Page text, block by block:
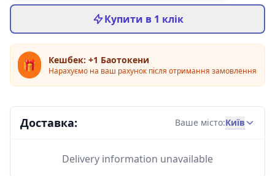
Купити в 1 клік
🎁 Кешбек: +1 Баотокени
Нарахуємо на ваш рахунок після отримання замовлення
Доставка: Ваше місто:Київ
Delivery information unavailable